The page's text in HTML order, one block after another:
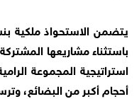
باستثناء مشاريعها
استراتيجية المجموعة
أحجام أكبر من البضائع،